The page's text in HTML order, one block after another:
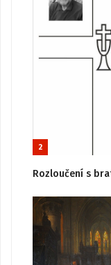
2
Rozloučení s